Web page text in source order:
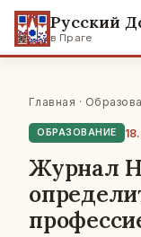
Русский
в Праге
Главная ·
ОБРАЗОВАНИЕ
Журнал